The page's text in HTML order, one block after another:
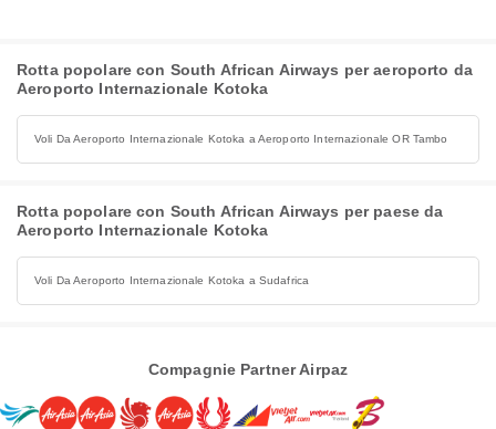
Rotta popolare con South African Airways per aeroporto da
Aeroporto Internazionale Kotoka
Voli Da Aeroporto Internazionale Kotoka a Aeroporto Internazionale OR Tambo
Rotta popolare con South African Airways per paese da
Aeroporto Internazionale Kotoka
Voli Da Aeroporto Internazionale Kotoka a Sudafrica
Compagnie Partner Airpaz